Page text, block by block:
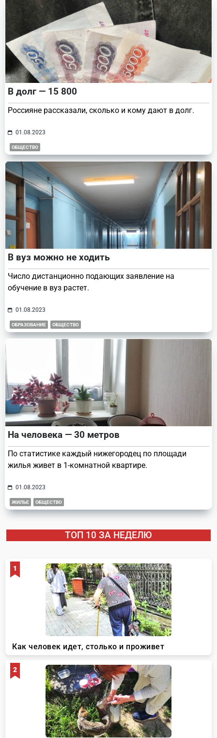
В долг — 15 800
Россияне рассказали, сколько и кому дают в долг.
01.08.2023
ОБЩЕСТВО
В вуз можно не ходить
Число дистанционно подающих заявление на
обучение в вуз растет.
01.08.2023
ОБРАЗОВАНИЕ ОБЩЕСТВО
На человека — 30 метров
По статистике каждый нижегородец по площади
жилья живет в 1-комнатной квартире.
01.08.2023
ЖИЛЬЕ ОБЩЕСТВО
ТОП 10 ЗА НЕДЕЛЮ